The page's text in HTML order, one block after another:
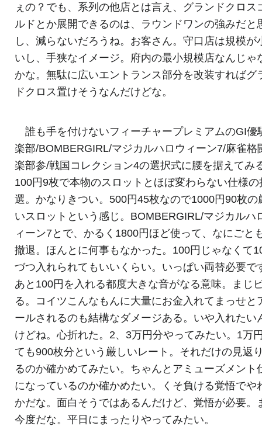
ぇの？でも、系列の他店とは言え、グランドクロス
ルドとか展開できるのは、ラウンドワンの強みだと
し、減らないだろうね。お客さん。守口店は規模が
いし、手狭なイメージ。府内の最小規模店なんじゃ
かな。無駄に広いエントランス部分を改装すればグ
ドクロス置けそうなんだけどな。
誰も手を付けないフィーチャープレミアムのGI優
楽部/BOMBERGIRL/マジカルハロウィーン7/麻雀格
楽部参/戦国コレクション4の選択式に腰を据えてみ
100円9枚で本物のスロットとほぼ変わらない仕様の
選。かなりきつい。500円45枚なので1000円90枚の
いスロットという感じ。BOMBERGIRL/マジカルハ
ィーン7とで、かるく1800円ほど使って、なにごと
撤退。ほんとに何事もなかった。100円じゃなくて
づつ入れられてもいいくらい。いっぱい両替必要で
あと100円を入れる都度大きな音がなる意味。まじ
る。コイツこんなもんに大量にお金入れてまっせと
ールされるのも結構なダメージある。いや入れたい
けどね。心折れた。2、3万円分やってみたい。1万
ても900枚分という厳しいレート。それだけの見返
るのか確かめてみたい。ちゃんとアミューズメント
になっているのか確かめたい。くそ負ける覚悟でや
かだな。面白そうではあるんだけど、覚悟が必要。
今度だな。平日にまったりやってみたい。